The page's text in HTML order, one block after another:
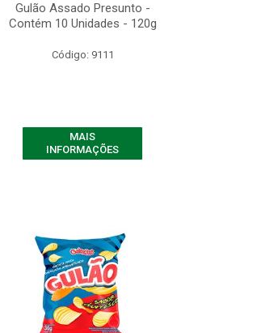
Gulão Assado Presunto -
Contém 10 Unidades - 120g
Código: 9111
MAIS
INFORMAÇÕES